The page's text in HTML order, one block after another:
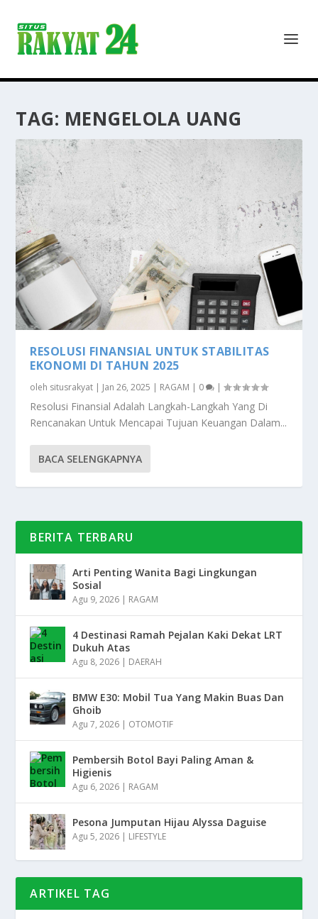
TAG: MENGELOLA UANG
RESOLUSI FINANSIAL UNTUK STABILITAS
EKONOMI DI TAHUN 2025
oleh situsrakyat | Jan 26, 2025 | RAGAM | 0 |
Resolusi Finansial Adalah Langkah-Langkah Yang Di
Rencanakan Untuk Mencapai Tujuan Keuangan Dalam...
BACA SELENGKAPNYA
BERITA TERBARU
Arti Penting Wanita Bagi Lingkungan
Sosial
Agu 9, 2026 | RAGAM
4 Destinasi Ramah Pejalan Kaki Dekat LRT
Dukuh Atas
Agu 8, 2026 | DAERAH
BMW E30: Mobil Tua Yang Makin Buas Dan
Ghoib
Agu 7, 2026 | OTOMOTIF
Pembersih Botol Bayi Paling Aman &
Higienis
Agu 6, 2026 | RAGAM
Pesona Jumputan Hijau Alyssa Daguise
Agu 5, 2026 | LIFESTYLE
ARTIKEL TAG